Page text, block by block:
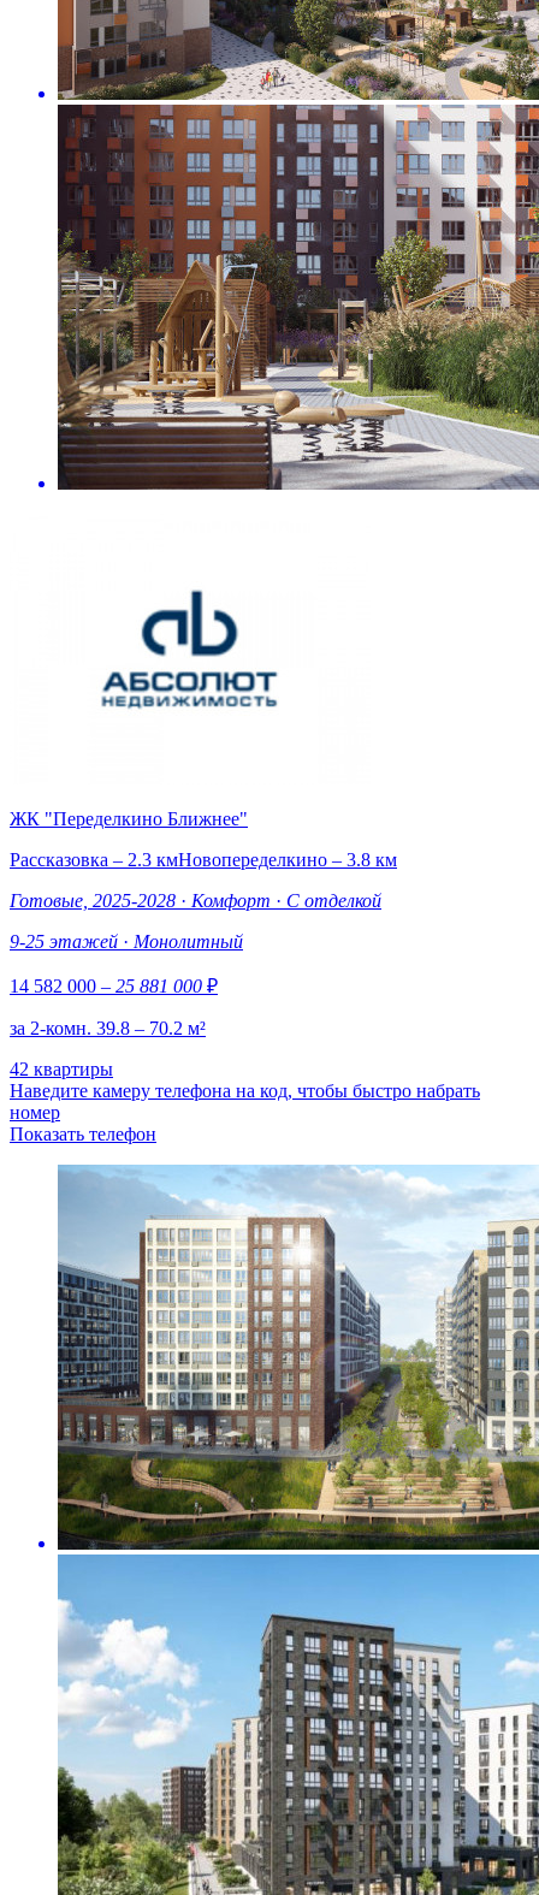
ЖК "Переделкино Ближнее"
Рассказовка – 2.3 кмНовопеределкино – 3.8 км
Готовые, 2025-2028 · Комфорт · С отделкой
9-25 этажей · Монолитный
14 582 000 – 25 881 000 ₽
за 2-комн. 39.8 – 70.2 м²
42 квартиры
Наведите камеру телефона на код, чтобы быстро набрать
номер
Показать телефон